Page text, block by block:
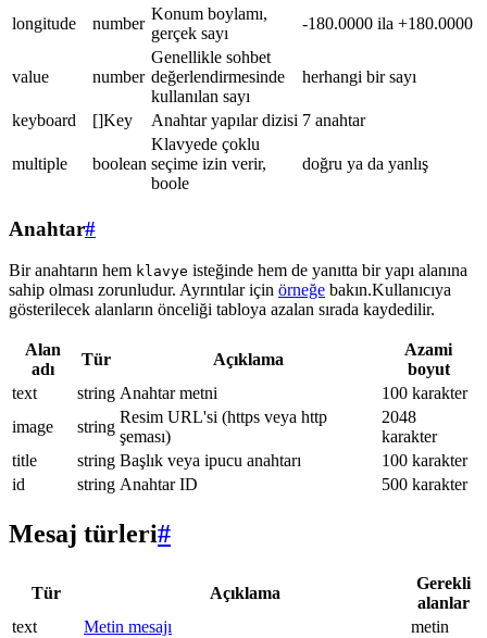
longitude number
Konum boylamı,
gerçek sayı
-180.0000 ila +180.0000
value number
Genellikle sohbet
değerlendirmesinde
kullanılan sayı
herhangi bir sayı
keyboard []Key Anahtar yapılar dizisi 7 anahtar
multiple boolean
Klavyede çoklu
seçime izin verir,
boole
doğru ya da yanlış
Anahtar#
Bir anahtarın hem klavye isteğinde hem de yanıtta bir yapı alanına
sahip olması zorunludur. Ayrıntılar için örneğe bakın.Kullanıcıya
gösterilecek alanların önceliği tabloya azalan sırada kaydedilir.
Alan
adı
Tür Açıklama
Azami
boyut
text
string Anahtar metni
100 karakter
image
string
Resim URL'si (https veya http
şeması)
2048
karakter
title
string Başlık veya ipucu anahtarı
100 karakter
id
string Anahtar ID 500 karakter
Mesaj türleri#
Tür Açıklama
Gerekli
alanlar
text
Metin mesajı
metin